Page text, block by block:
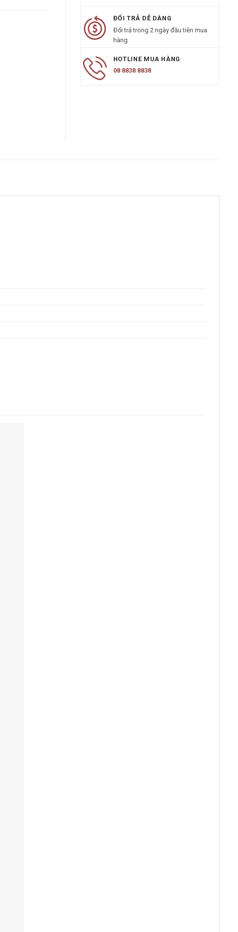
ĐỔI TRẢ DỄ DÀNG
Đổi trả trong 2 ngày đầu tiên mua
hàng
HOTLINE MUA HÀNG
08 8838 8838